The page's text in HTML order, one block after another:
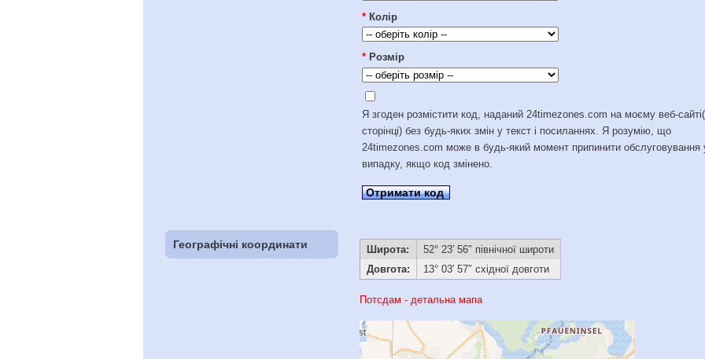
* Колір
* Розмір
Я згоден розмістити код, наданий 24timezones.com на моєму веб-
сторінці) без будь-яких змін у текст і посиланнях. Я розумію, що
24timezones.com може в будь-який момент припинити обслуговування
випадку, якщо код змінено.
Отримати код
Географічні координати Широта:
52° 23′ 56″ північної широти
Довгота:
13° 03′ 57″ східної довготи
Потсдам - детальна мапа